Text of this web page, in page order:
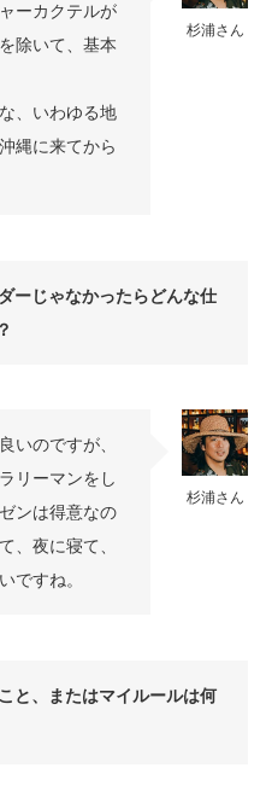
杉浦さん
ーカクテルが
除いて、基本
、いわゆる地
縄に来てから
ーじゃなかったらどんな仕
杉浦さん
いのですが、
リーマンをし
ンは得意なの
、夜に寝て、
ですね。
と、またはマイルールは何